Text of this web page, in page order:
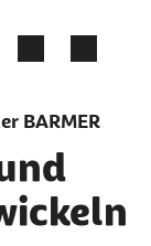
BARMER